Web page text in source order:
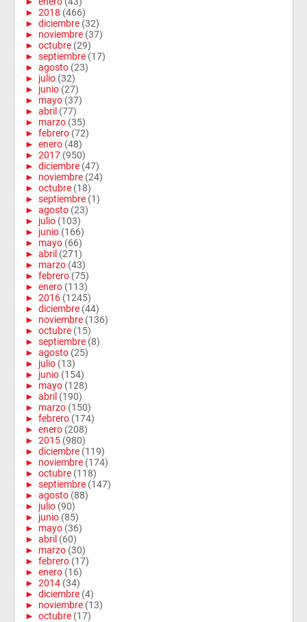
► 2018 (466)
► diciembre (32)
► noviembre (37)
► octubre (29)
► septiembre (17)
► agosto (23)
► julio (32)
► junio (27)
► mayo (37)
► abril (77)
► marzo (35)
► febrero (72)
► enero (48)
► 2017 (950)
► diciembre (47)
► noviembre (24)
► octubre (18)
► septiembre (1)
► agosto (23)
► julio (103)
► junio (166)
► mayo (66)
► abril (271)
► marzo (43)
► febrero (75)
► enero (113)
► 2016 (1245)
► diciembre (44)
► noviembre (136)
► octubre (15)
► septiembre (8)
► agosto (25)
► julio (13)
► junio (154)
► mayo (128)
► abril (190)
► marzo (150)
► febrero (174)
► enero (208)
► 2015 (980)
► diciembre (119)
► noviembre (174)
► octubre (118)
► septiembre (147)
► agosto (88)
► julio (90)
► junio (85)
► mayo (36)
► abril (60)
► marzo (30)
► febrero (17)
► enero (16)
► 2014 (34)
► diciembre (4)
► noviembre (13)
► octubre (17)